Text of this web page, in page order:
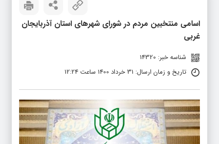
اسامی منتخبین مردم در شورای شهرهای استان آذربایجان
غربی
شناسه خبر: 14320
تاریخ و زمان ارسال: 31 خرداد 1400 ساعت 12:24